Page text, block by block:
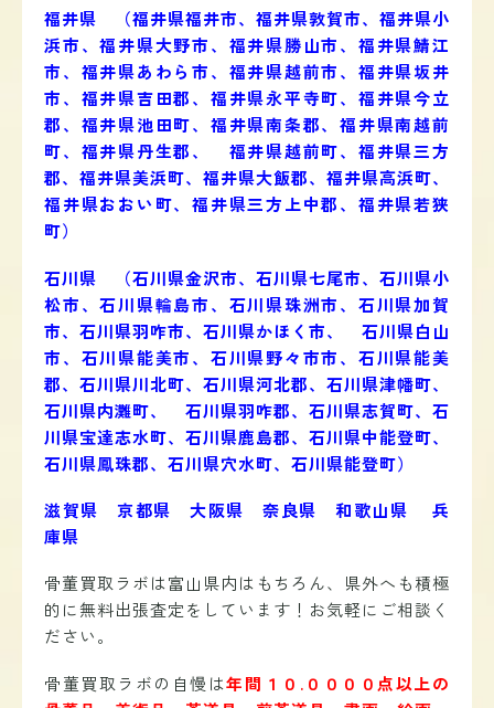
福井県 （福井県福井市、福井県敦賀市、福井県小
浜市、福井県大野市、福井県勝山市、福井県鯖江
市、福井県あわら市、福井県越前市、福井県坂井
市、福井県吉田郡、福井県永平寺町、福井県今立
郡、福井県池田町、福井県南条郡、福井県南越前
町、福井県丹生郡、 福井県越前町、福井県三方
郡、福井県美浜町、福井県大飯郡、福井県高浜町、
福井県おおい町、福井県三方上中郡、福井県若狭
町）
石川県 （石川県金沢市、石川県七尾市、石川県小
松市、石川県輪島市、石川県珠洲市、石川県加賀
市、石川県羽咋市、石川県かほく市、 石川県白山
市、石川県能美市、石川県野々市市、石川県能美
郡、石川県川北町、石川県河北郡、石川県津幡町、
石川県内灘町、 石川県羽咋郡、石川県志賀町、石
川県宝達志水町、石川県鹿島郡、石川県中能登町、
石川県鳳珠郡、石川県穴水町、石川県能登町）
滋賀県 京都県 大阪県 奈良県 和歌山県 兵
庫県
骨董買取ラボは富山県内はもちろん、県外へも積極
的に無料出張査定をしています！お気軽にご相談く
ださい。
骨董買取ラボの自慢は年間１０.００００点以上の